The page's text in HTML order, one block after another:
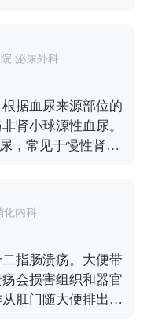
，可以及时予以抗
能出现发烧、腰疼
，大概2周以上，
还应该完善泌尿系
肿瘤等情况。
泌尿外科
据血尿来源部位的
肾小球源性血尿。
，常见于慢性肾炎
尿中红细胞增多，
性血尿，常见于尿
尿系统感染等，会
。3.患者有合并外
伤时，也容易引起
起血尿的原因之
肉眼血尿。
化内科
指肠溃疡。大便带
会损害组织和器官
肛门随大便排出，